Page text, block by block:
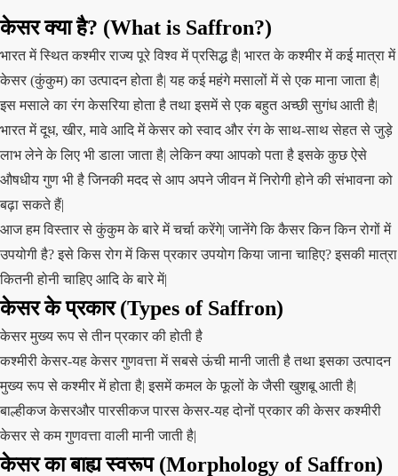
केसर क्या है? (What is Saffron?)
भारत में स्थित कश्मीर राज्य पूरे विश्व में प्रसिद्ध है| भारत के कश्मीर में कई मात्रा में
केसर (कुंकुम) का उत्पादन होता है| यह कई महंगे मसालों में से एक माना जाता है|
इस मसाले का रंग केसरिया होता है तथा इसमें से एक बहुत अच्छी सुगंध आती है|
भारत में दूध, खीर, मावे आदि में केसर को स्वाद और रंग के साथ-साथ सेहत से जुड़े
लाभ लेने के लिए भी डाला जाता है| लेकिन क्या आपको पता है इसके कुछ ऐसे
औषधीय गुण भी है जिनकी मदद से आप अपने जीवन में निरोगी होने की संभावना को
बढ़ा सकते हैं|
आज हम विस्तार से कुंकुम के बारे में चर्चा करेंगे| जानेंगे कि कैसर किन किन रोगों में
उपयोगी है? इसे किस रोग में किस प्रकार उपयोग किया जाना चाहिए? इसकी मात्रा
कितनी होनी चाहिए आदि के बारे में|
केसर के प्रकार (Types of Saffron)
केसर मुख्य रूप से तीन प्रकार की होती है
कश्मीरी केसर-यह केसर गुणवत्ता में सबसे ऊंची मानी जाती है तथा इसका उत्पादन
मुख्य रूप से कश्मीर में होता है| इसमें कमल के फूलों के जैसी खुशबू आती है|
बाल्हीकज केसरऔर पारसीकज पारस केसर-यह दोनों प्रकार की केसर कश्मीरी
केसर से कम गुणवत्ता वाली मानी जाती है|
केसर का बाह्य स्वरूप (Morphology of Saffron)